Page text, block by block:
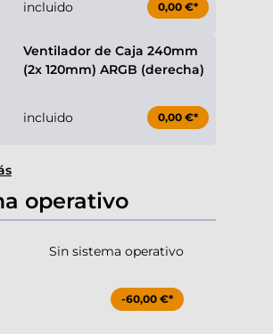
incluido 0,00 €*
Ventilador de Caja 240mm
(2x 120mm) ARGB (derecha)
incluido 0,00 €*
operativo
Sin sistema operativo
-60,00 €*